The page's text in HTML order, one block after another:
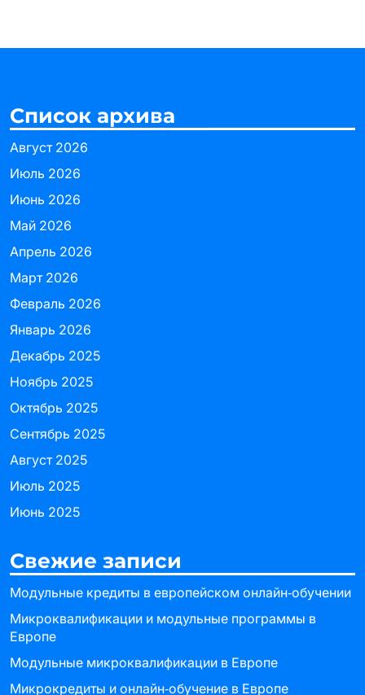
Список архива
Август 2026
Июль 2026
Июнь 2026
Май 2026
Апрель 2026
Март 2026
Февраль 2026
Январь 2026
Декабрь 2025
Ноябрь 2025
Октябрь 2025
Сентябрь 2025
Август 2025
Июль 2025
Июнь 2025
Свежие записи
Модульные кредиты в европейском онлайн‑обучении
Микроквалификации и модульные программы в
Европе
Модульные микроквалификации в Европе
Микрокредиты и онлайн‑обучение в Европе